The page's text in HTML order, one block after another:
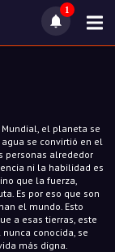
1
Mundial, el planeta se
se convirtió en el
personas alrededor
ni la habilidad es
que la fuerza,
Es por eso que son
el mundo. Esto
a esas tierras, este
conocida, se
más digna.